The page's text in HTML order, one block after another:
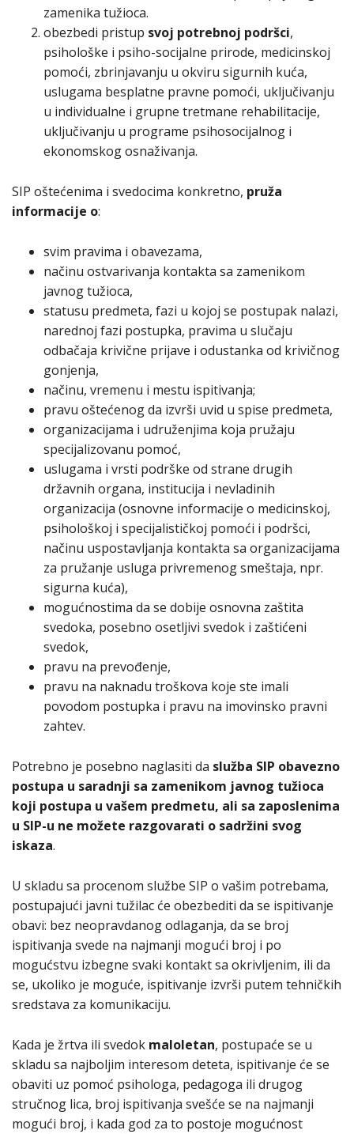
zamenika tužioca.
obezbedi pristup svoj potrebnoj podršci,
psihološke i psiho-socijalne prirode, medicinskoj
pomoći, zbrinjavanju u okviru sigurnih kuća,
uslugama besplatne pravne pomoći, uključivanju
u individualne i grupne tretmane rehabilitacije,
uključivanju u programe psihosocijalnog i
ekonomskog osnaživanja.
SIP oštećenima i svedocima konkretno, pruža
informacije o:
svim pravima i obavezama,
načinu ostvarivanja kontakta sa zamenikom
javnog tužioca,
statusu predmeta, fazi u kojoj se postupak nalazi,
narednoj fazi postupka, pravima u slučaju
odbačaja krivične prijave i odustanka od krivičnog
gonjenja,
načinu, vremenu i mestu ispitivanja;
pravu oštećenog da izvrši uvid u spise predmeta,
organizacijama i udruženjima koja pružaju
specijalizovanu pomoć,
uslugama i vrsti podrške od strane drugih
državnih organa, institucija i nevladinih
organizacija (osnovne informacije o medicinskoj,
psihološkoj i specijalističkoj pomoći i podršci,
načinu uspostavljanja kontakta sa organizacijama
za pružanje usluga privremenog smeštaja, npr.
sigurna kuća),
mogućnostima da se dobije osnovna zaštita
svedoka, posebno osetljivi svedok i zaštićeni
svedok,
pravu na prevođenje,
pravu na naknadu troškova koje ste imali
povodom postupka i pravu na imovinsko pravni
zahtev.
Potrebno je posebno naglasiti da služba SIP obavezno
postupa u saradnji sa zamenikom javnog tužioca
koji postupa u vašem predmetu, ali sa zaposlenima
u SIP-u ne možete razgovarati o sadržini svog
iskaza.
U skladu sa procenom službe SIP o vašim potrebama,
postupajući javni tužilac će obezbediti da se ispitivanje
obavi: bez neopravdanog odlaganja, da se broj
ispitivanja svede na najmanji mogući broj i po
mogućstvu izbegne svaki kontakt sa okrivljenim, ili da
se, ukoliko je moguće, ispitivanje izvrši putem tehničkih
sredstava za komunikaciju.
Kada je žrtva ili svedok maloletan, postupaće se u
skladu sa najboljim interesom deteta, ispitivanje će se
obaviti uz pomoć psihologa, pedagoga ili drugog
stručnog lica, broj ispitivanja svešće se na najmanji
mogući broj, i kada god za to postoje mogućnost